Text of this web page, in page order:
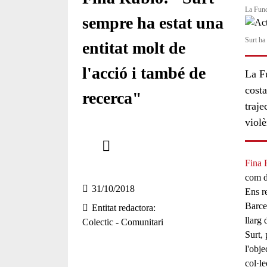
sempre ha estat una
entitat molt de
l'acció i també de
recerca"
31/10/2018
Entitat redactora
Colectic - Comunitari
La
Surt ha
La
Fina
com
Ens
llarg
Surt,